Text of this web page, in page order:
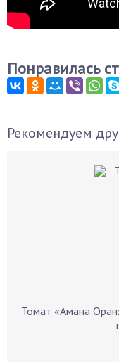
Понравилась
Рекомендуем
Томат «Амана